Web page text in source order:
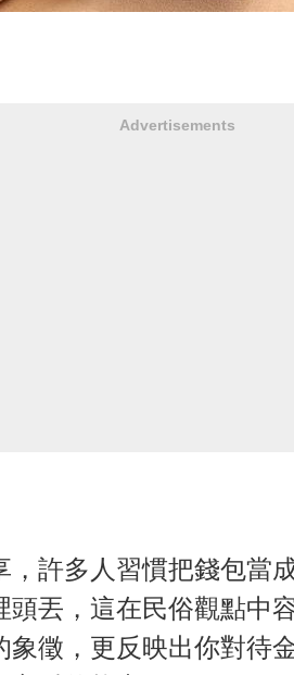
Advertisements
，許多人習慣把錢包當
頭丟，這在民俗觀點中
象徵，更反映出你對待